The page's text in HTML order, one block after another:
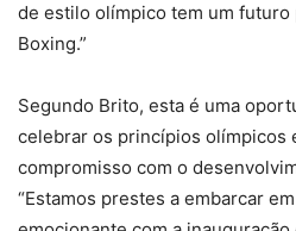
de estilo olímpico tem um futuro
Boxing.”
Segundo Brito, esta é uma
celebrar os princípios olímpicos
compromisso com o
“Estamos prestes a embarcar